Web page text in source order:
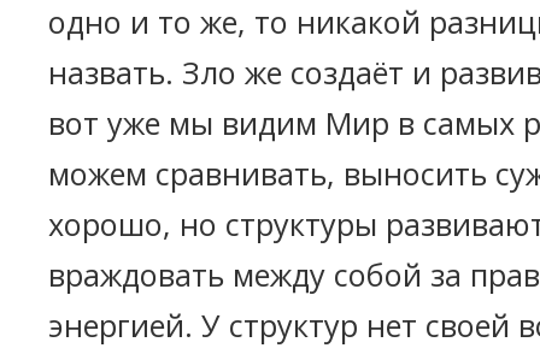
одно и то же, то никакой
назвать. Зло же создаёт и
вот уже мы видим Мир в самых
можем сравнивать, выносить
хорошо, но структуры
враждовать между собой за
энергией. У структур нет своей